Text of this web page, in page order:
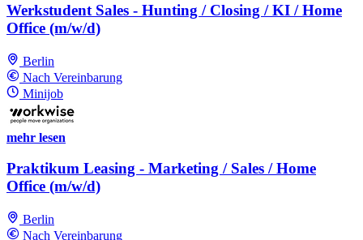
Werkstudent Sales - Hunting / Closing / KI / Home
Office (m/w/d)
Berlin
Nach Vereinbarung
Minijob
mehr lesen
Praktikum Leasing - Marketing / Sales / Home
Office (m/w/d)
Berlin
Nach Vereinbarung